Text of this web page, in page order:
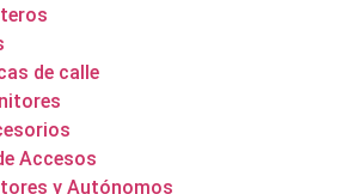
de calle
Accesos
y Autónomos